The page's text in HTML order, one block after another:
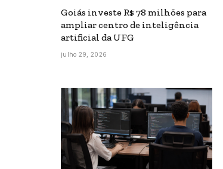
Goiás investe R$ 78 milhões para
ampliar centro de inteligência
artificial da UFG
julho 29, 2026